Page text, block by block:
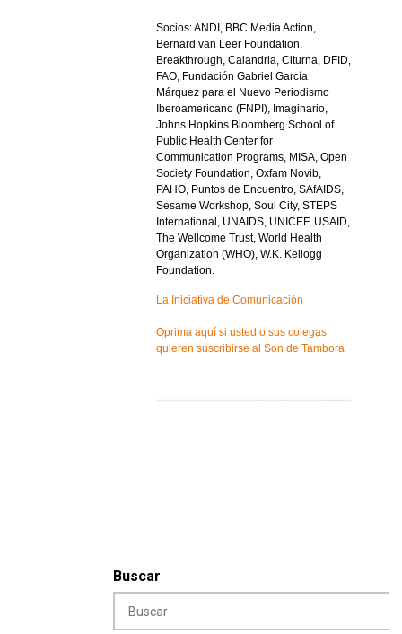
Socios: ANDI, BBC Media Action,
Bernard van Leer Foundation,
Breakthrough, Calandria, Citurna, DFID,
FAO, Fundación Gabriel García
Márquez para el Nuevo Periodismo
Iberoamericano (FNPI), Imaginario,
Johns Hopkins Bloomberg School of
Public Health Center for
Communication Programs, MISA, Open
Society Foundation, Oxfam Novib,
PAHO, Puntos de Encuentro, SAfAIDS,
Sesame Workshop, Soul City, STEPS
International, UNAIDS, UNICEF, USAID,
The Wellcome Trust, World Health
Organization (WHO), W.K. Kellogg
Foundation.
La Iniciativa de Comunicación
Oprima aquí si usted o sus colegas
quieren suscribirse al Son de Tambora
Buscar